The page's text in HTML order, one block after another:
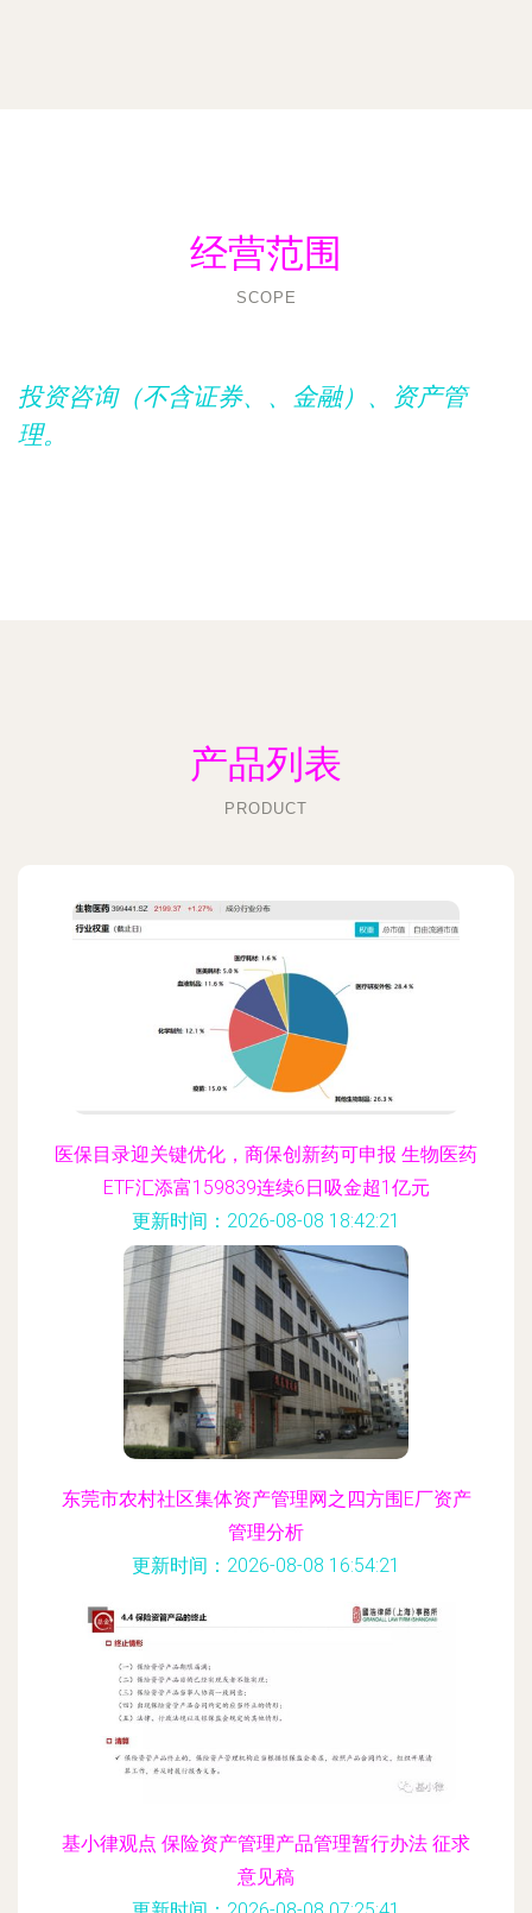
经营范围
SCOPE
投资咨询（不含证券、、金融）、资产管
理。
产品列表
PRODUCT
医保目录迎关键优化，商保创新药可申报 生物医药
ETF汇添富159839连续6日吸金超1亿元
更新时间：2026-08-08 18:42:21
东莞市农村社区集体资产管理网之四方围E厂资产
管理分析
更新时间：2026-08-08 16:54:21
基小律观点 保险资产管理产品管理暂行办法 征求
意见稿